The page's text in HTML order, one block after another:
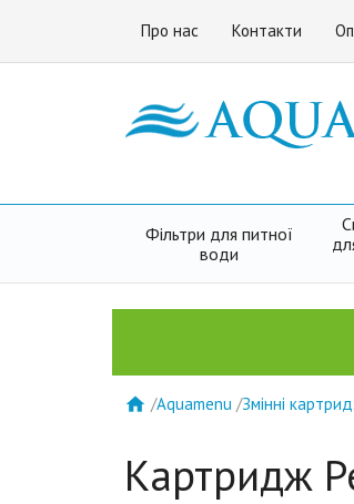
Про нас Контакти
Фільтри для питної
води
 /Aquamenu /Змінні
Картридж